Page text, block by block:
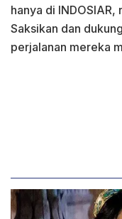
hanya di
Saksikan dan
perjalanan mereka